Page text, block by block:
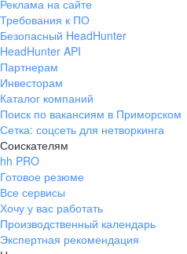
Реклама на сайте
Требования к ПО
Безопасный HeadHunter
HeadHunter API
Партнерам
Инвесторам
Каталог компаний
Поиск по вакансиям в Приморском
Сетка: соцсеть для нетворкинга
Соискателям
hh PRO
Готовое резюме
Все сервисы
Хочу у вас работать
Производственный календарь
Экспертная рекомендация